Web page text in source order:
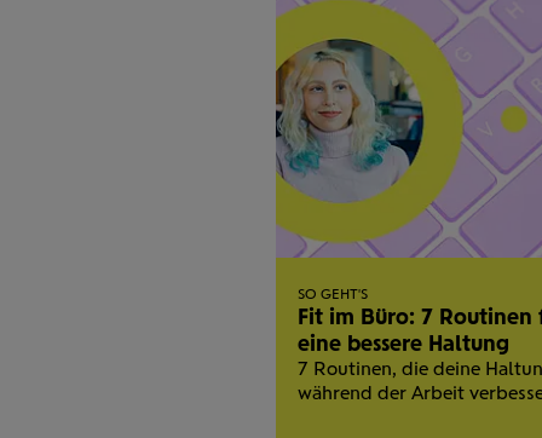
SO GEHT'S
Fit im Büro: 7 Routinen
eine bessere Haltung
7 Routinen, die deine
während der Arbeit